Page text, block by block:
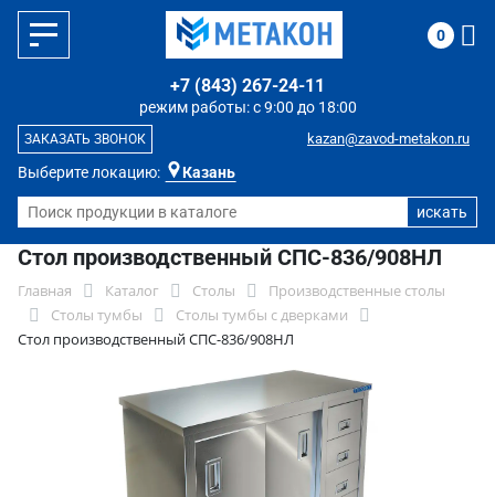
Выберите локацию: Казань
режим работы: с 9:00 до 18:00
+7 (843) 267-24-11
kazan@zavod-metakon.ru
ЗАКАЗАТЬ ЗВОНОК
0
Стол производственный СПС-836/908НЛ
Главная Каталог Столы
Производственные столы
Столы тумбы
Столы тумбы с дверками
Стол производственный СПС-836/908НЛ